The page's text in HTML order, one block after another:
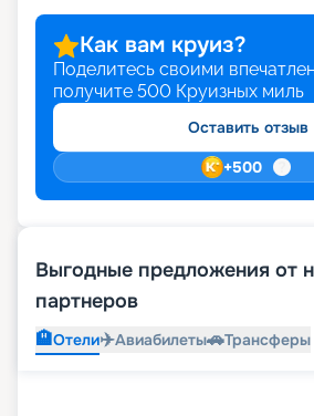
Как вам круиз?
Поделитесь своими
получите 500 Круизных миль
Оставить отзыв
+500
Выгодные предложения от
партнеров
🏨Отели✈️Авиабилеты🚗Трансферы